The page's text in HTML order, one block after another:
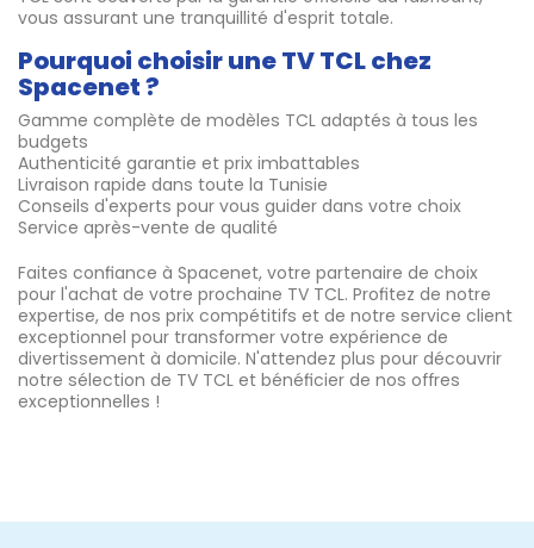
vous assurant une tranquillité d'esprit totale.
Pourquoi choisir une TV TCL chez
Spacenet ?
Gamme complète de modèles TCL adaptés à tous les
budgets
Authenticité garantie et prix imbattables
Livraison rapide dans toute la Tunisie
Conseils d'experts pour vous guider dans votre choix
Service après-vente de qualité
Faites confiance à Spacenet, votre partenaire de choix
pour l'achat de votre prochaine TV TCL. Profitez de notre
expertise, de nos prix compétitifs et de notre service client
exceptionnel pour transformer votre expérience de
divertissement à domicile. N'attendez plus pour découvrir
notre sélection de TV TCL et bénéficier de nos offres
exceptionnelles !